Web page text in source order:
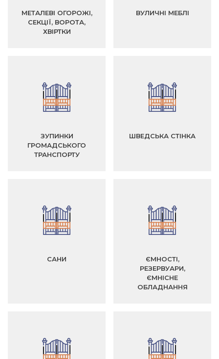
МЕТАЛЕВІ ОГОРОЖІ,
СЕКЦІЇ, ВОРОТА,
ХВІРТКИ
ВУЛИЧНІ МЕБЛІ
ЗУПИНКИ
ГРОМАДСЬКОГО
ТРАНСПОРТУ
ШВЕДСЬКА СТІНКА
САНИ
ЄМНОСТІ,
РЕЗЕРВУАРИ,
ЄМНІСНЕ
ОБЛАДНАННЯ